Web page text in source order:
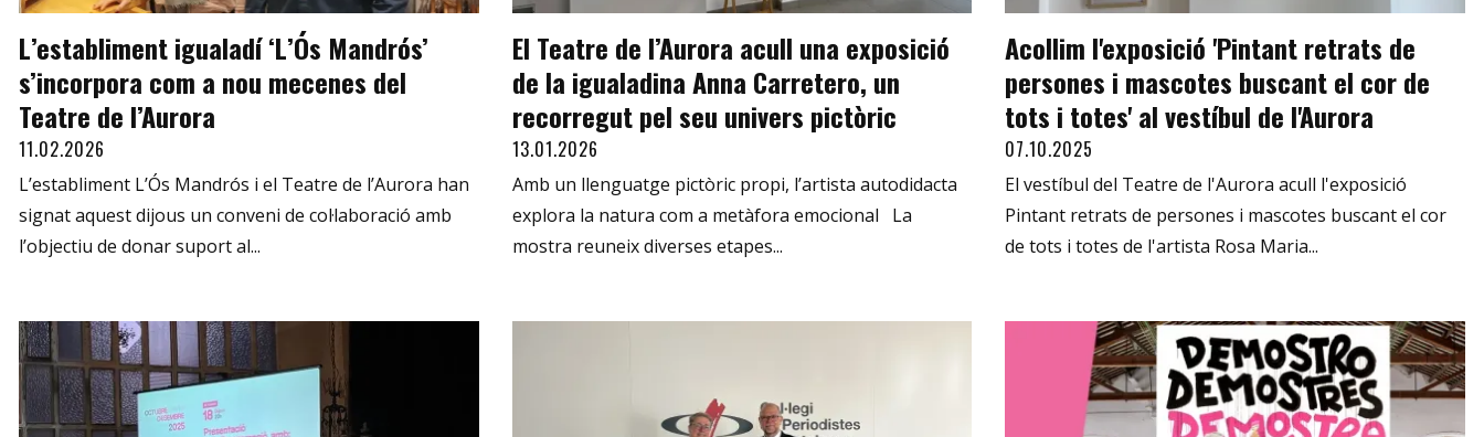
L’establiment igualadí ‘L’Ós Mandrós’
s’incorpora com a nou mecenes del
Teatre de l’Aurora
11.02.2026
L’establiment L’Ós Mandrós i el Teatre de l’Aurora han
signat aquest dijous un conveni de col·laboració amb
l’objectiu de donar suport al...
El Teatre de l’Aurora acull una exposició
de la igualadina Anna Carretero, un
recorregut pel seu univers pictòric
13.01.2026
Amb un llenguatge pictòric propi, l’artista autodidacta
explora la natura com a metàfora emocional La
mostra reuneix diverses etapes...
Acollim l'exposició 'Pintant retrats de
persones i mascotes buscant el cor de
tots i totes' al vestíbul de l'Aurora
07.10.2025
El vestíbul del Teatre de l'Aurora acull l'exposició
Pintant retrats de persones i mascotes buscant el cor
de tots i totes de l'artista Rosa Maria...